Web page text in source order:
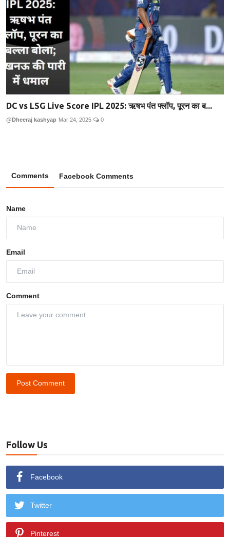
DC vs LSG Live Score IPL 2025: ऋषभ पंत फ्लॉप, पूरन का ब...
@Dheeraj kashyap Mar 24, 2025 0
Comments Facebook Comments
Name
Email
Comment
Post Comment
Follow Us
Facebook
Twitter
Pinterest